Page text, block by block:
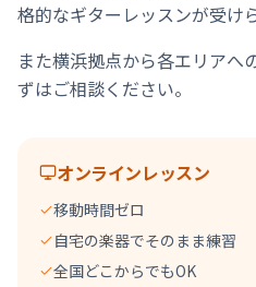
格的なギターレッスンが受け
また横浜拠点から各エリアへ
ずはご相談ください。
オンラインレッスン
移動時間ゼロ
自宅の楽器でそのまま練習
全国どこからでもOK